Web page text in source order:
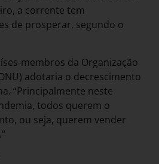
a corrente tem
de prosperar, segundo o
membros da Organização
adotaria o decrescimento
“Principalmente neste
todos querem o
ou seja, querem vender